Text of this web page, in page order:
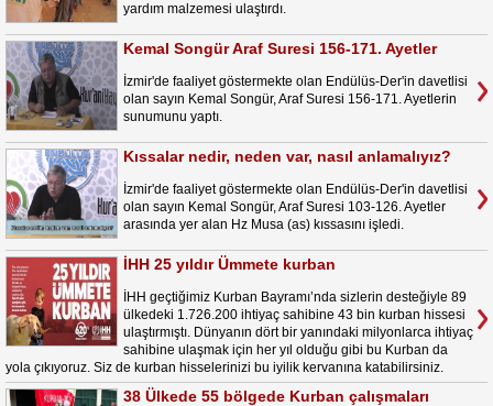
yardım malzemesi ulaştırdı.
Kemal Songür Araf Suresi 156-171. Ayetler
İzmir'de faaliyet göstermekte olan Endülüs-Der'in davetlisi
olan sayın Kemal Songür, Araf Suresi 156-171. Ayetlerin
sunumunu yaptı.
Kıssalar nedir, neden var, nasıl anlamalıyız?
İzmir'de faaliyet göstermekte olan Endülüs-Der'in davetlisi
olan sayın Kemal Songür, Araf Suresi 103-126. Ayetler
arasında yer alan Hz Musa (as) kıssasını işledi.
İHH 25 yıldır Ümmete kurban
İHH geçtiğimiz Kurban Bayramı’nda sizlerin desteğiyle 89
ülkedeki 1.726.200 ihtiyaç sahibine 43 bin kurban hissesi
ulaştırmıştı. Dünyanın dört bir yanındaki milyonlarca ihtiyaç
sahibine ulaşmak için her yıl olduğu gibi bu Kurban da
yola çıkıyoruz. Siz de kurban hisselerinizi bu iyilik kervanına katabilirsiniz.
38 Ülkede 55 bölgede Kurban çalışmaları